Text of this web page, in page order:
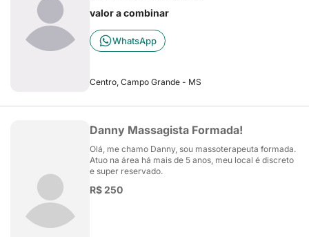
valor a combinar
WhatsApp
Centro, Campo Grande - MS
Danny Massagista Formada!
Olá, me chamo Danny, sou massoterapeuta formada.
Atuo na área há mais de 5 anos, meu local é discreto
e super reservado.
R$ 250